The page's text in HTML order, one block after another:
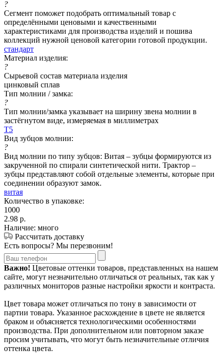
?
Сегмент поможет подобрать оптимальный товар с
определёнными ценовыми и качественными
характеристиками для производства изделий и пошива
коллекций нужной ценовой категории готовой продукции.
стандарт
Материал изделия:
?
Сырьевой состав материала изделия
цинковый сплав
Тип молнии / замка:
?
Тип молнии/замка указывает на ширину звена молнии в
застёгнутом виде, измеряемая в миллиметрах
Т5
Вид зубцов молнии:
?
Вид молнии по типу зубцов: Витая – зубцы формируются из
закрученной по спирали синтетической нити. Трактор –
зубцы представляют собой отдельные элементы, которые при
соединении образуют замок.
витая
Количество в упаковке:
1000
2.98 р.
Наличие: много
Рассчитать доставку
Есть вопросы? Мы перезвоним!
Важно! Цветовые оттенки товаров, представленных на нашем
сайте, могут незначительно отличаться от реальных, так как у
различных мониторов разные настройки яркости и контраста.
Цвет товара может отличаться по тону в зависимости от
партии товара. Указанное расхождение в цвете не является
браком и объясняется технологическими особенностями
производства. При дополнительном или повторном заказе
просим учитывать, что могут быть незначительные отличия
оттенка цвета.